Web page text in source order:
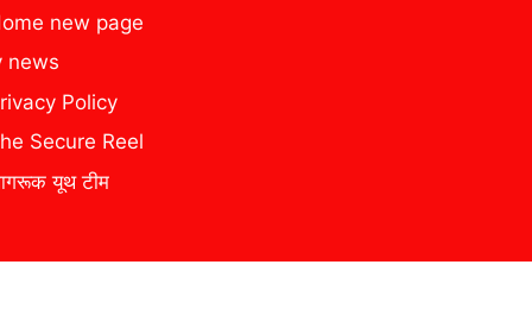
new page
news
Policy
Secure Reel
यूथ टीम